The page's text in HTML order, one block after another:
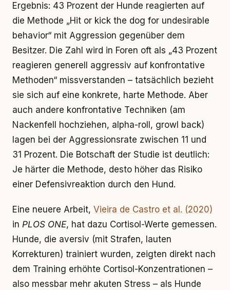
Ergebnis: 43 Prozent der Hunde reagierten auf
die Methode „Hit or kick the dog for undesirable
behavior“ mit Aggression gegenüber dem
Besitzer. Die Zahl wird in Foren oft als „43 Prozent
reagieren generell aggressiv auf konfrontative
Methoden“ missverstanden – tatsächlich bezieht
sie sich auf eine konkrete, harte Methode. Aber
auch andere konfrontative Techniken (am
Nackenfell hochziehen, alpha-roll, growl back)
lagen bei der Aggressionsrate zwischen 11 und
31 Prozent. Die Botschaft der Studie ist deutlich:
Je härter die Methode, desto höher das Risiko
einer Defensivreaktion durch den Hund.
Eine neuere Arbeit, Vieira de Castro et al. (2020)
in PLOS ONE, hat dazu Cortisol-Werte gemessen.
Hunde, die aversiv (mit Strafen, lauten
Korrekturen) trainiert wurden, zeigten direkt nach
dem Training erhöhte Cortisol-Konzentrationen –
also messbar mehr akuten Stress – als Hunde